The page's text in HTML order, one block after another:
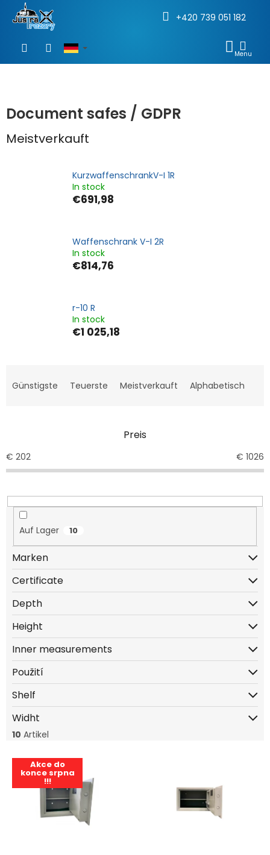
springen
+420 739 051 182
Document safes / GDPR
Meistverkauft
KurzwaffenschrankV-I 1R
In stock
€691,98
Waffenschrank V-I 2R
In stock
€814,76
r-10 R
In stock
€1 025,18
t
s
o
t
n
g
Günstigste Teuerste Meistverkauft Alphabetisch
Preis
€ 202 € 1026
Auf Lager 10
Marken
Certificate
Depth
Height
Inner measurements
Použití
Shelf
Widht
10 Artikel
Akce do
konce srpna
!!! €326,54